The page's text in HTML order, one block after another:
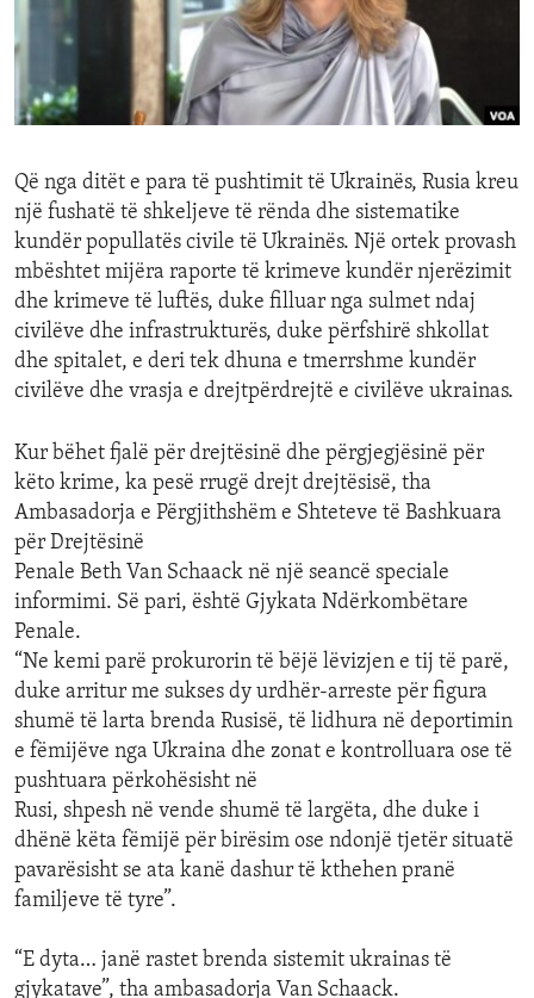
ENVIRONMENT AND HEALTH
IDEALS AND INSTITUTIONS
Që nga ditët e para të pushtimit të Ukrainës, Rusia kreu
një fushatë të shkeljeve të rënda dhe sistematike
kundër popullatës civile të Ukrainës. Një ortek provash
mbështet mijëra raporte të krimeve kundër njerëzimit
dhe krimeve të luftës, duke filluar nga sulmet ndaj
civilëve dhe infrastrukturës, duke përfshirë shkollat
dhe spitalet, e deri tek dhuna e tmerrshme kundër
civilëve dhe vrasja e drejtpërdrejtë e civilëve ukrainas.
Kur bëhet fjalë për drejtësinë dhe përgjegjësinë për
këto krime, ka pesë rrugë drejt drejtësisë, tha
Ambasadorja e Përgjithshëm e Shteteve të Bashkuara
për Drejtësinë
Penale Beth Van Schaack në një seancë speciale
informimi. Së pari, është Gjykata Ndërkombëtare
Penale.
“Ne kemi parë prokurorin të bëjë lëvizjen e tij të parë,
duke arritur me sukses dy urdhër-arreste për figura
shumë të larta brenda Rusisë, të lidhura në deportimin
e fëmijëve nga Ukraina dhe zonat e kontrolluara ose të
pushtuara përkohësisht në
Rusi, shpesh në vende shumë të largëta, dhe duke i
dhënë këta fëmijë për birësim ose ndonjë tjetër situatë
pavarësisht se ata kanë dashur të kthehen pranë
familjeve të tyre”.
“E dyta… janë rastet brenda sistemit ukrainas të
gjykatave”, tha ambasadorja Van Schaack.